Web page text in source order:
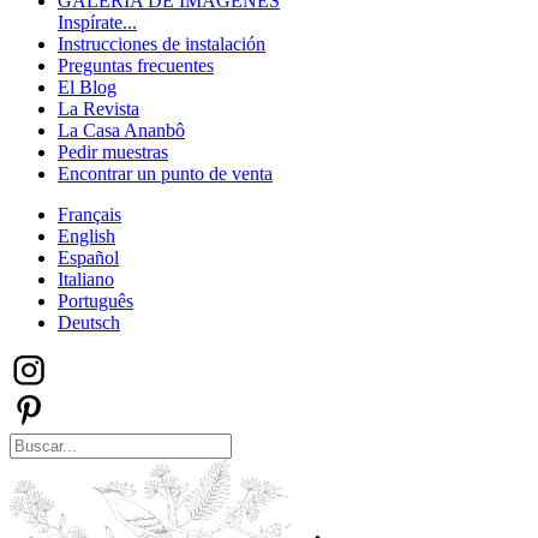
Inspírate...
Instrucciones de instalación
Preguntas frecuentes
El Blog
La Revista
La Casa Ananbô
Pedir muestras
Encontrar un punto de venta
Français
English
Español
Italiano
Português
Deutsch